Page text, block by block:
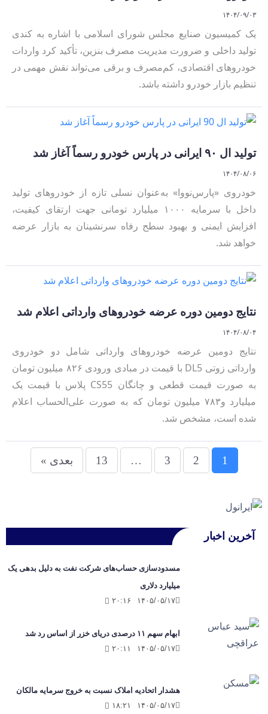
۱۴۰۴/۰۹/۰۳
یک کمیسیون صنایع مجلس شورای اسلامی با اشاره به کندی
تولید داخلی و ضرورت مدیریت مصرف بنزین، تأکید کرد واردات
خودروهای اقتصادی، کم‌مصرف و برقی می‌تواند نقش مهمی در
تنظیم بازار خودرو داشته باشد.
تولید ال ۹۰ ایرانی در پارس خودرو رسماً آغاز شد
۱۴۰۴/۰۸/۰۶
خودروی «پارس‌نووا» به‌عنوان نسلی تازه از خودروهای تولید
داخل با سرمایه ۱۰۰۰ میلیارد تومانی جهت ارتقای کیفیت،
افزایش ایمنی و بهبود سطح رفاه سرنشینان به بازار عرضه
خواهد شد.
نتایج دومین دوره عرضه خودرو‌های وارداتی اعلام شد
۱۴۰۴/۰۸/۰۴
نتایج دومین عرضه خودروهای وارداتی شامل دو خودروی
وارداتی زوتی DL5 با قیمت در مبادی ورودی ۸۲۶ میلیون تومان
به صورت قیمت قطعی و چانگان CS55 پلاس با قیمت یک
میلیارد و۷۸۳ میلیون تومان که به صورت علی‌الحساب اعلام
شده است، مشخص شد.
1
2
3
…
13 بعدی »
آخرین اخبار
مسدودسازی حساب‌های شرکت نفت به دلیل بدهی یک
میلیارد دلاری
۱۴۰۵/۰۵/۱۷ ۲۰:۱۶
ابهام سهم ۱۱ درصدی دریای خزر از اساس رد شد
۱۴۰۵/۰۵/۱۷ ۲۰:۱۱
هشدار اتحادیه املاک نسبت به خروج سرمایه مالکان
۱۴۰۵/۰۵/۱۷ ۱۸:۲۱